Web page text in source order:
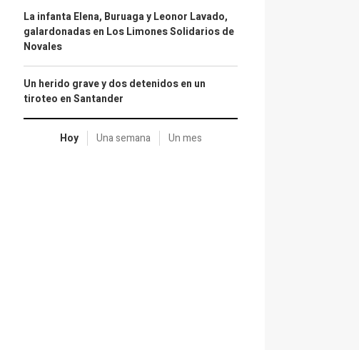
La infanta Elena, Buruaga y Leonor Lavado,
galardonadas en Los Limones Solidarios de
Novales
Un herido grave y dos detenidos en un
tiroteo en Santander
Hoy Una semana Un mes